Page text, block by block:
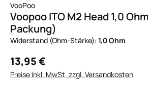
VooPoo
Voopoo ITO M2 Head 1,0
Packung)
Widerstand (Ohm-Stärke): 1,0 Ohm
13,95 €
Preise inkl. MwSt. zzgl. Versandkosten